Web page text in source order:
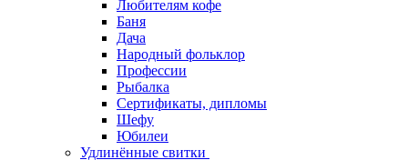
Любителям кофе
Баня
Дача
Народный фольклор
Профессии
Рыбалка
Сертификаты, дипломы
Шефу
Юбилеи
Удлинённые свитки